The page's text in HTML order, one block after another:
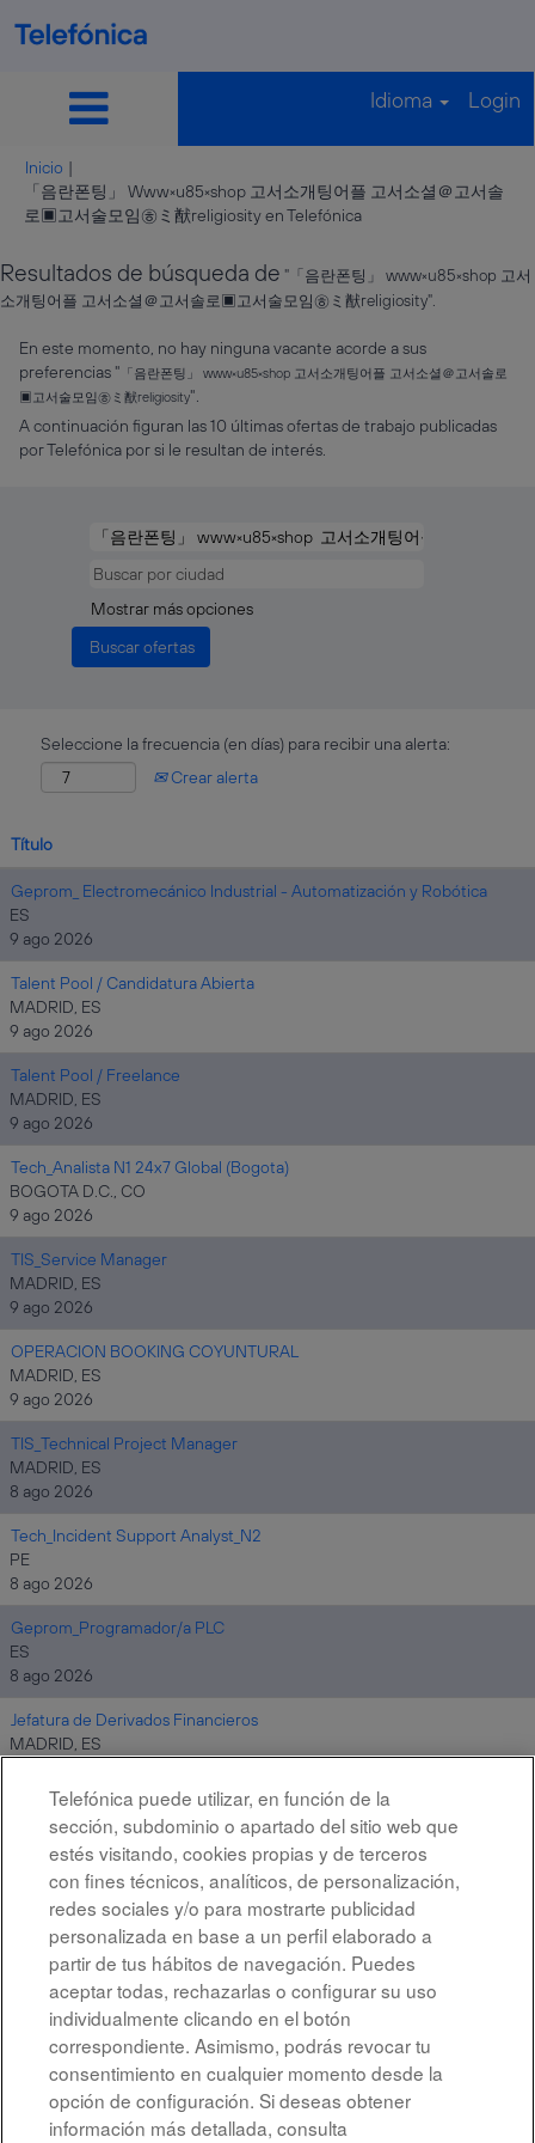
Idioma Login
Inicio |
「음란폰팅」 Www༝u85༝shop 고서소개팅어플 고서소셜＠고서솔
로▣고서술모임㉭ミ猷religiosity en Telefónica(página
Resultados de búsqueda de "「음란폰팅」 www༝u85༝shop 고서
소개팅어플 고서소셜＠고서솔로▣고서술모임㉭ミ猷religiosity".
En este momento, no hay ninguna vacante acorde a sus
preferencias " 「음란폰팅」 www༝u85༝shop 고서소개팅어플 고서소셜＠고서솔로
▣고서술모임㉭ミ猷religiosity".
A continuación figuran las 10 últimas ofertas de trabajo publicadas
por Telefónica por si le resultan de interés.
Mostrar más opciones
Seleccione la frecuencia (en días) para recibir una alerta:
Crear alerta
Título
Geprom_ Electromecánico Industrial - Automatización y Robótica
ES
9 ago 2026
Talent Pool / Candidatura Abierta
MADRID, ES
9 ago 2026
Talent Pool / Freelance
MADRID, ES
9 ago 2026
Tech_Analista N1 24x7 Global (Bogota)
BOGOTA D.C., CO
9 ago 2026
TIS_Service Manager
MADRID, ES
9 ago 2026
OPERACION BOOKING COYUNTURAL
MADRID, ES
9 ago 2026
TIS_Technical Project Manager
MADRID, ES
8 ago 2026
Tech_Incident Support Analyst_N2
PE
8 ago 2026
Geprom_Programador/a PLC
ES
8 ago 2026
Jefatura de Derivados Financieros
MADRID, ES
Resultados
Aviso legal
Accesibilidad
Telefónica puede utilizar, en función de la
sección, subdominio o apartado del sitio web que
estés visitando, cookies propias y de terceros
con fines técnicos, analíticos, de personalización,
redes sociales y/o para mostrarte publicidad
personalizada en base a un perfil elaborado a
partir de tus hábitos de navegación. Puedes
aceptar todas, rechazarlas o configurar su uso
individualmente clicando en el botón
correspondiente. Asimismo, podrás revocar tu
consentimiento en cualquier momento desde la
opción de configuración. Si deseas obtener
información más detallada, consulta